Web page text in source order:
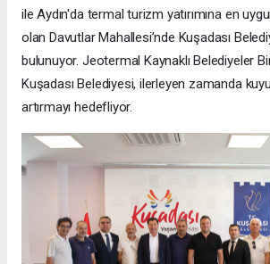
ile Aydın'da termal turizm yatırımına en
olan Davutlar Mahallesi’nde Kuşadası
bulunuyor. Jeotermal Kaynaklı Belediyeler
Kuşadası Belediyesi, ilerleyen zamanda
artırmayı hedefliyor.